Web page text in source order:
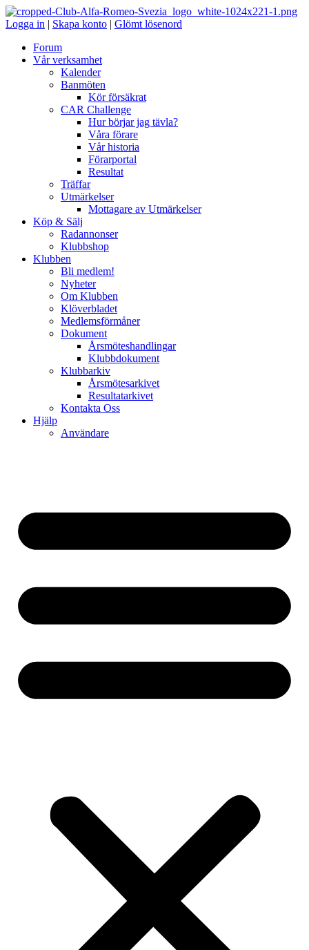
Logga in | Skapa konto | Glömt lösenord
Forum
Vår verksamhet
Kalender
Banmöten
Kör försäkrat
CAR Challenge
Hur börjar jag tävla?
Våra förare
Vår historia
Förarportal
Resultat
Träffar
Utmärkelser
Mottagare av Utmärkelser
Köp & Sälj
Radannonser
Klubbshop
Klubben
Bli medlem!
Nyheter
Om Klubben
Klöverbladet
Medlemsförmåner
Dokument
Årsmöteshandlingar
Klubbdokument
Klubbarkiv
Årsmötesarkivet
Resultatarkivet
Kontakta Oss
Hjälp
Användare